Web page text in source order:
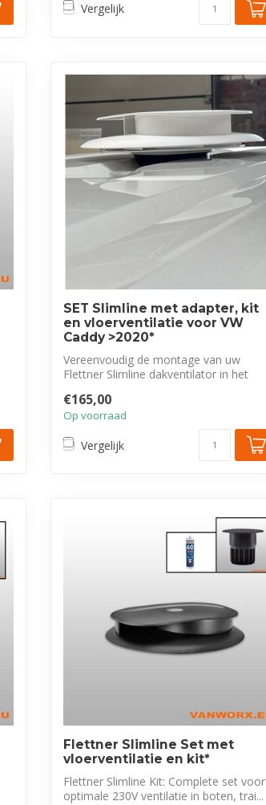
Vergelijk
SET Slimline met adapter, kit
en vloerventilatie voor VW
Caddy >2020*
Vereenvoudig de montage van uw
Flettner Slimline dakventilator in het
€165,00
Op voorraad
Vergelijk
Flettner Slimline Set met
vloerventilatie en kit*
Flettner Slimline Kit: Complete set voor
optimale 230V ventilatie in boten, trai...